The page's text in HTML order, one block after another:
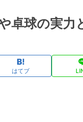
卓球の実力
はてブ